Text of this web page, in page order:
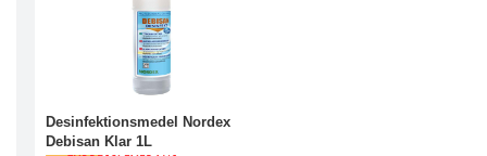
Desinfektionsmedel Nordex
Debisan Klar 1L
Läs mer